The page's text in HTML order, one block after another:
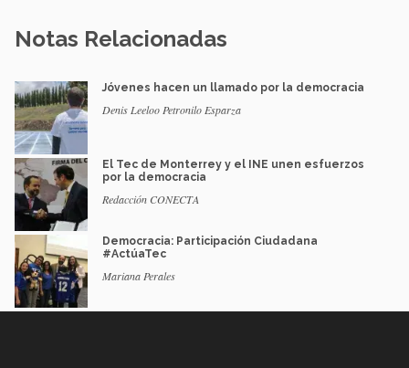
Notas Relacionadas
Jóvenes hacen un llamado por la democracia
Denis Leeloo Petronilo Esparza
El Tec de Monterrey y el INE unen esfuerzos
por la democracia
Redacción CONECTA
Democracia: Participación Ciudadana
#ActúaTec
Mariana Perales